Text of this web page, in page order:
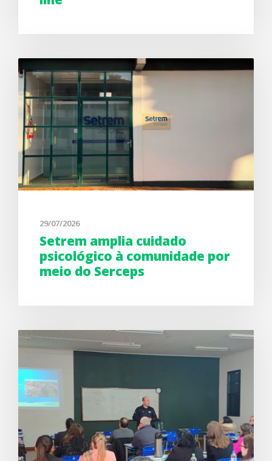
29/07/2026
Setrem amplia cuidado
psicológico à comunidade por
meio do Serceps